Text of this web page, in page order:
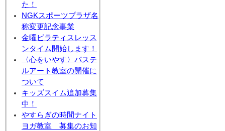
た！
NGKスポーツプラザ名
称変更記念事業
金曜ピラティスレッス
ンタイム開始します！
〈心をいやす〉パステ
ルアート教室の開催に
ついて
キッズスイム追加募集
中！
やすらぎの時間ナイト
ヨガ教室 募集のお知